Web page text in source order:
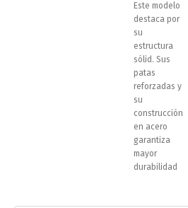
Este modelo
destaca por
su
estructura
sólid. Sus
patas
reforzadas y
su
construcción
en acero
garantiza
mayor
durabilidad